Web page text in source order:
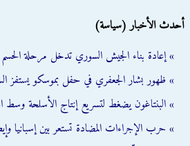
أحدث الأخبار (سياسة)
» إعادة بناء الجيش السوري تدخل مرحلة الحسم
» ظهور بشار الجعفري في حفل بموسكو يستفز
» البنتاغون يضغط لتسريع إنتاج الأسلحة وسط
» حرب الإجراءات المضادة تستعر بين إسبانيا